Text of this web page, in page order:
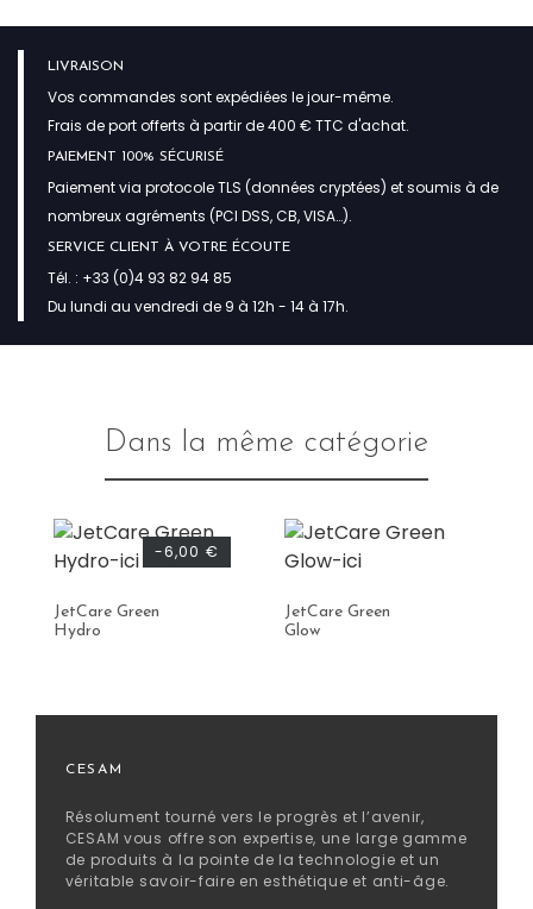
LIVRAISON
Vos commandes sont expédiées le jour-même.
Frais de port offerts à partir de 400 € TTC d'achat.
PAIEMENT 100% SÉCURISÉ
Paiement via protocole TLS (données cryptées) et soumis à de
nombreux agréments (PCI DSS, CB, VISA…).
SERVICE CLIENT À VOTRE ÉCOUTE
Tél. : +33 (0)4 93 82 94 85
Du lundi au vendredi de 9 à 12h - 14 à 17h.
Dans la même catégorie
JetCare Green
Hydro
-6,00 €
JetCare Green
Glow
CESAM
Résolument tourné vers le progrès et l’avenir,
CESAM vous offre son expertise, une large gamme
de produits à la pointe de la technologie et un
véritable savoir-faire en esthétique et anti-âge.